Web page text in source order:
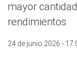
mayor
rendimientos
24 de junio 2026 -